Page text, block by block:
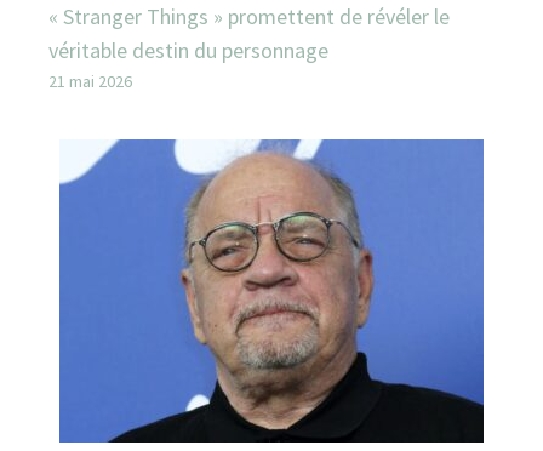
« Stranger Things » promettent de révéler le
véritable destin du personnage
21 mai 2026